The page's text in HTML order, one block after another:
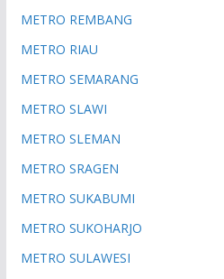
METRO REMBANG
METRO RIAU
METRO SEMARANG
METRO SLAWI
METRO SLEMAN
METRO SRAGEN
METRO SUKABUMI
METRO SUKOHARJO
METRO SULAWESI